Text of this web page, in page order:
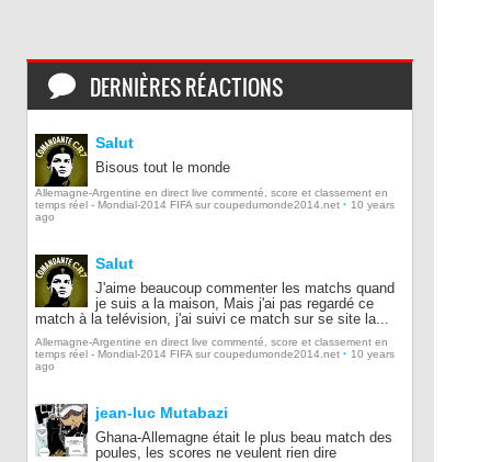
DERNIÈRES RÉACTIONS
Salut
Bisous tout le monde
Allemagne-Argentine en direct live commenté, score et classement en
temps réel - Mondial-2014 FIFA sur coupedumonde2014.net · 10 years
ago
Salut
J'aime beaucoup commenter les matchs quand
je suis a la maison, Mais j'ai pas regardé ce
match à la telévision, j'ai suivi ce match sur se site la...
Allemagne-Argentine en direct live commenté, score et classement en
temps réel - Mondial-2014 FIFA sur coupedumonde2014.net · 10 years
ago
jean-luc Mutabazi
Ghana-Allemagne était le plus beau match des
poules, les scores ne veulent rien dire